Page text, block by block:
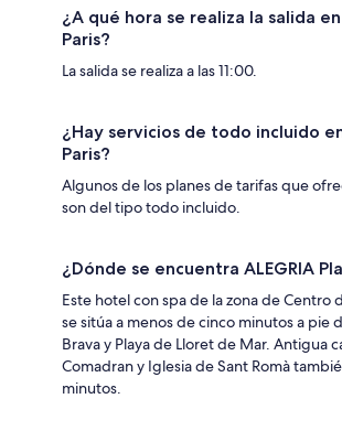
¿A qué hora se realiza la salida en
Paris?
La salida se realiza a las 11:00.
¿Hay servicios de todo incluido en
Paris?
Algunos de los planes de tarifas que
son del tipo todo incluido.
¿Dónde se encuentra ALEGRIA
Este hotel con spa de la zona de Centro
se sitúa a menos de cinco minutos a pie
Brava y Playa de Lloret de Mar. Antigua
Comadran y Iglesia de Sant Romà
minutos.